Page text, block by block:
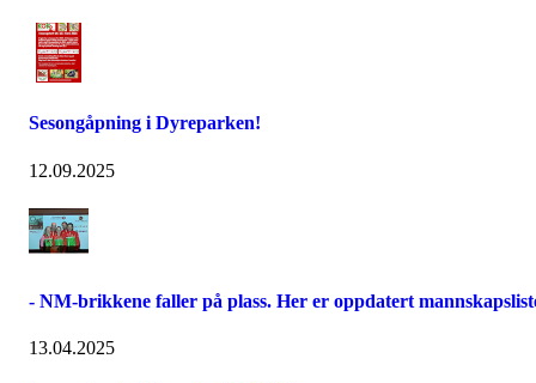
Sesongåpning i Dyreparken!
12.09.2025
- NM-brikkene faller på plass. Her er oppdatert
13.04.2025